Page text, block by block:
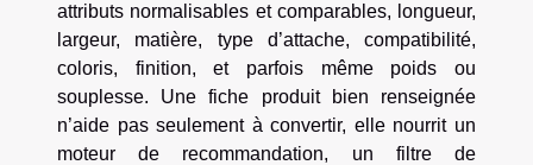
attributs normalisables et comparables, longueur,
largeur, matière, type d’attache, compatibilité,
coloris, finition, et parfois même poids ou
souplesse. Une fiche produit bien renseignée
n’aide pas seulement à convertir, elle nourrit un
moteur de recommandation, un filtre de